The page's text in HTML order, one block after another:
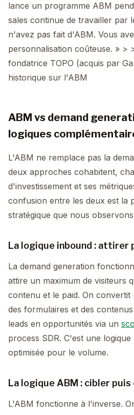
lance un programme ABM
sales continue de travailler par
n'avez pas fait d'ABM. Vous
personnalisation coûteuse. » >
fondatrice TOPO (acquis par
historique sur l'ABM
ABM vs demand
logiques
L'ABM ne remplace pas la
deux approches cohabitent,
d'investissement et ses
confusion entre les deux est la
stratégique que nous
La logique inbound :
La demand generation
attire un maximum de visiteurs
contenu et le paid. On convertit
des formulaires et des
leads en opportunités via un
process SDR. C'est une
optimisée pour le volume.
La logique ABM : cibler
L'ABM fonctionne à l'inverse.